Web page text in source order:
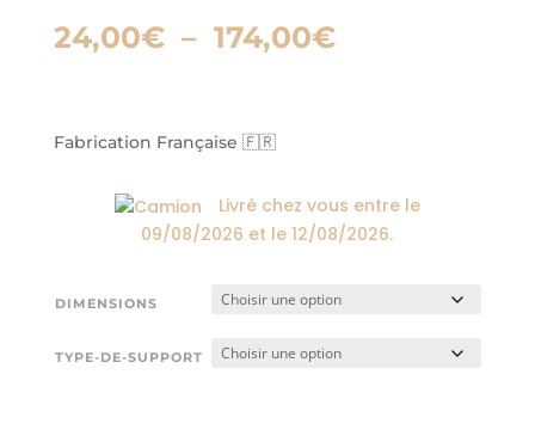
24,00€ – 174,00€Plage
Fabrication Française 🇫🇷
Livré chez vous entre le
09/08/2026 et le12/08/2026.
DIMENSIONS
TYPE-DE-SUPPORT